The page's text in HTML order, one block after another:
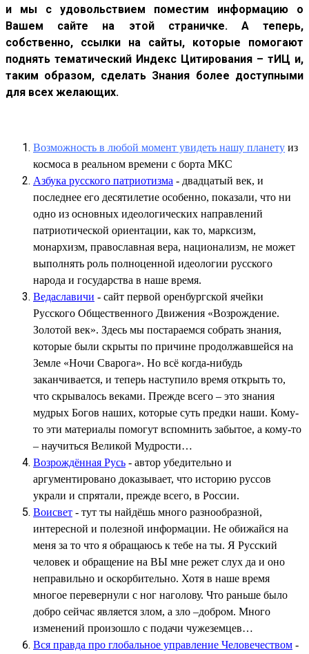
и мы с удовольствием поместим информацию о
Вашем сайте на этой страничке. А теперь,
собственно, ссылки на сайты, которые помогают
поднять тематический Индекс Цитирования – тИЦ и,
таким образом, сделать Знания более доступными
для всех желающих.
Возможность в любой момент увидеть нашу планету из
космоса в реальном времени с борта МКС
Азбука русского патриотизма - двадцатый век, и
последнее его десятилетие особенно, показали, что ни
одно из основных идеологических направлений
патриотической ориентации, как то, марксизм,
монархизм, православная вера, национализм, не может
выполнять роль полноценной идеологии русского
народа и государства в наше время.
Ведаславичи - сайт первой оренбургской ячейки
Русского Общественного Движения «Возрождение.
Золотой век». Здесь мы постараемся собрать знания,
которые были скрыты по причине продолжавшейся на
Земле «Ночи Сварога». Но всё когда-нибудь
заканчивается, и теперь наступило время открыть то,
что скрывалось веками. Прежде всего – это знания
мудрых Богов наших, которые суть предки наши. Кому-
то эти материалы помогут вспомнить забытое, а кому-то
– научиться Великой Мудрости…
Возрождённая Русь - автор убедительно и
аргументировано доказывает, что историю руссов
украли и спрятали, прежде всего, в России.
Воисвет - тут ты найдёшь много разнообразной,
интересной и полезной информации. Не обижайся на
меня за то что я обращаюсь к тебе на ты. Я Русский
человек и обращение на ВЫ мне режет слух да и оно
неправильно и оскорбительно. Хотя в наше время
многое перевернули с ног наголову. Что раньше было
добро сейчас является злом, а зло –добром. Много
изменений произошло с подачи чужеземцев…
Вся правда про глобальное управление Человечеством -